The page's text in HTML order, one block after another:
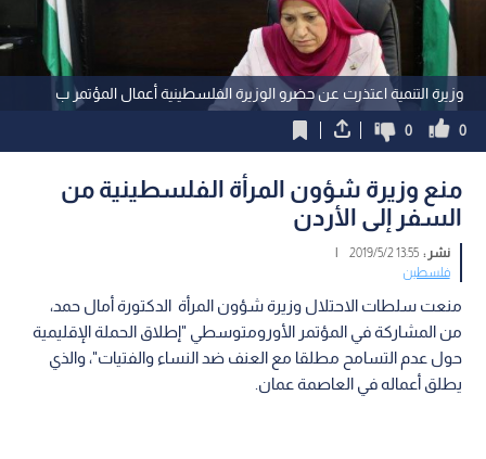
وزيرة التنمية اعتذرت عن حضرو الوزيرة الفلسطينية أعمال المؤتمر ب
0
0
منع وزيرة شؤون المرأة الفلسطينية من
السفر إلى الأردن
نشر :13:55 2019/5/2
|
فلسطين
منعت سلطات الاحتلال وزيرة شؤون المرأة الدكتورة أمال حمد،
من المشاركة في المؤتمر الأورومتوسطي "إطلاق الحملة الإقليمية
حول عدم التسامح مطلقا مع العنف ضد النساء والفتيات"، والذي
يطلق أعماله في العاصمة عمان.